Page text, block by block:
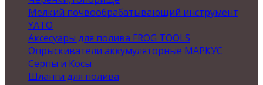
Мелкий почвообрабатывающий инструмент
YATO
Аксесуары для полива FROG TOOLS
Опрыскиватели аккумуляторные МАРКУС
Серпы и Косы
Шланги для полива